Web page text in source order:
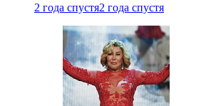
2 года спустя2 года спустя